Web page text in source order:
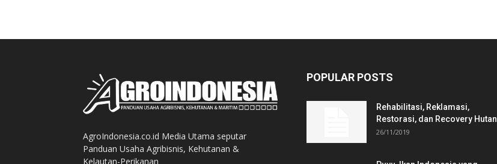
AgroIndonesia.co.id Media Utama seputar
Panduan Usaha Agribisnis, Kehutanan &
Kelautan-Perikanan
POPULAR POSTS
Rehabilitasi, Reklamasi,
Restorasi, dan Recovery Hutan
26/11/2019